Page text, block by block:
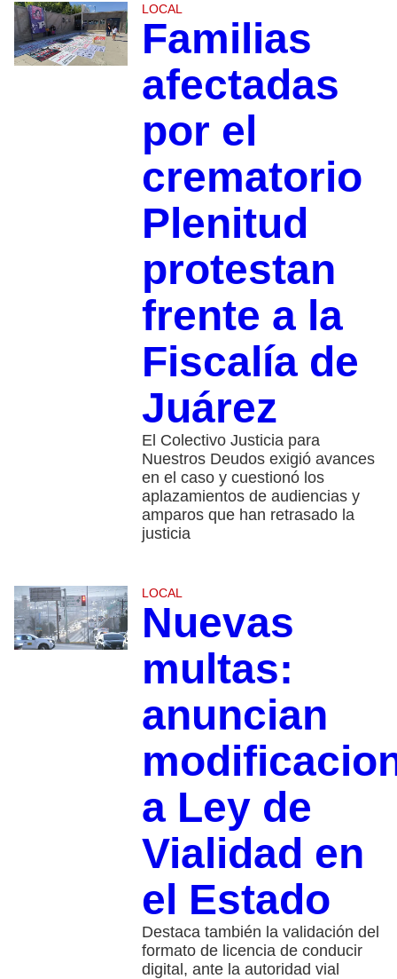
LOCAL
Familias
afectadas
por el
crematorio
Plenitud
protestan
frente a la
Fiscalía de
Juárez
El Colectivo Justicia para
Nuestros Deudos exigió avances
en el caso y cuestionó los
aplazamientos de audiencias y
amparos que han retrasado la
justicia
LOCAL
Nuevas
multas:
anuncian
a Ley de
Vialidad en
el Estado
Destaca también la validación del
formato de licencia de conducir
digital, ante la autoridad vial